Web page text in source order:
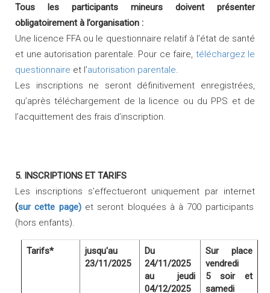
Tous les participants mineurs doivent présenter
obligatoirement à l’organisation :
Une licence FFA ou le questionnaire relatif à l’état de santé
et une autorisation parentale. Pour ce faire, téléchargez le
questionnaire et l’autorisation parentale.
Les inscriptions ne seront définitivement enregistrées,
qu’après téléchargement de la licence ou du PPS et de
l’acquittement des frais d’inscription.
5. INSCRIPTIONS ET TARIFS
Les inscriptions s’effectueront uniquement par internet
(sur cette page)et seront bloquées à à 700 participants
(hors enfants).
Tarifs*
jusqu'au
23/11/2025
Du
24/11/2025
au jeudi
04/12/2025
Sur place
vendredi
5 soir et
samedi